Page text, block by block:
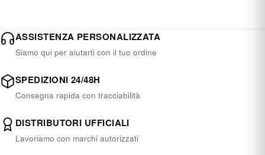
ASSISTENZA PERSONALIZZATA
Siamo qui per aiutarti con il tuo ordine
SPEDIZIONI 24/48H
Consegna rapida con tracciabilità
DISTRIBUTORI UFFICIALI
Lavoriamo con marchi autorizzati